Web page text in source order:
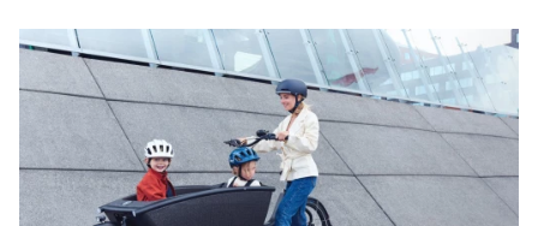
Tout sur le vélo cargo électrique à Bruxelles : prime, location,